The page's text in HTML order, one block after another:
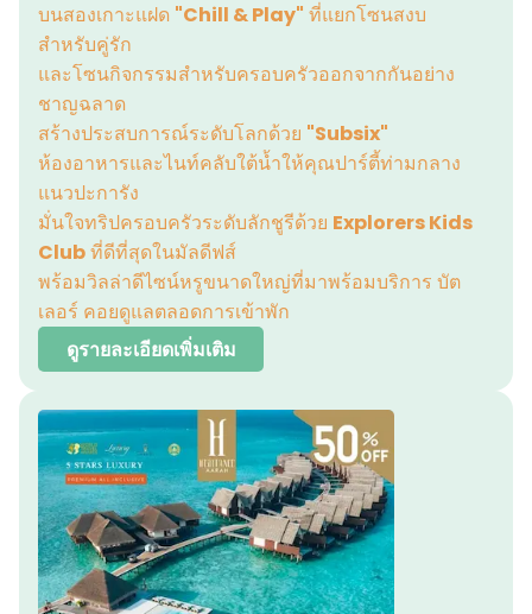
บนสองเกาะแฝด "Chill & Play" ที่แยกโซนสงบ
สำหรับคู่รัก
และโซนกิจกรรมสำหรับครอบครัวออกจากกันอย่าง
ชาญฉลาด
สร้างประสบการณ์ระดับโลกด้วย "Subsix"
ห้องอาหารและไนท์คลับใต้น้ำให้คุณปาร์ตี้ท่ามกลาง
แนวปะการัง
มั่นใจทริปครอบครัวระดับลักชูรีด้วย Explorers Kids
Clubที่ดีที่สุดในมัลดีฟส์
พร้อมวิลล่าดีไซน์หรูขนาดใหญ่ที่มาพร้อมบริการ บัต
เลอร์ คอยดูแลตลอดการเข้าพัก
ดูรายละเอียดเพิ่มเติม